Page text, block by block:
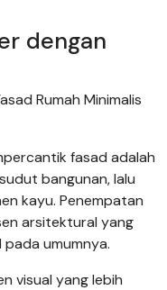
dengan
Rumah Minimalis
fasad adalah
bangunan, lalu
kayu. Penempatan
arsitektural yang
umumnya.
visual yang lebih